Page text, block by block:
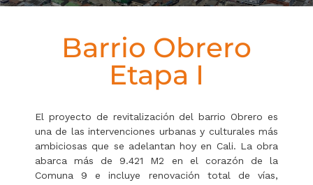
Barrio Obrero
Etapa I
El proyecto de revitalización del barrio Obrero es
una de las intervenciones urbanas y culturales más
ambiciosas que se adelantan hoy en Cali. La obra
abarca más de 9.421 M2 en el corazón de la
Comuna 9 e incluye renovación total de vías,